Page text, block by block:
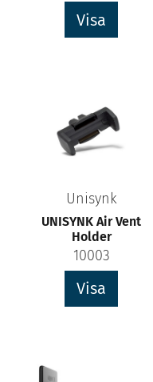
Visa
Unisynk
UNISYNK Air Vent
Holder
10003
Visa